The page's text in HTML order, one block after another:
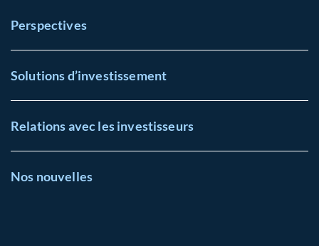
Perspectives
Solutions d’investissement
Relations avec les investisseurs
Nos nouvelles